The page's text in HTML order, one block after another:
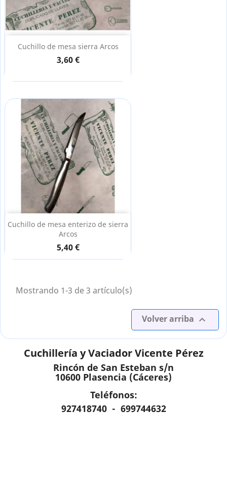
Cuchillo de mesa sierra Arcos
3,60 €
Cuchillo de mesa enterizo de sierra
Arcos
5,40 €
Mostrando 1-3 de 3 artículo(s)
Volver arriba 
Cuchillería y Vaciador Vicente Pérez
Rincón de San Esteban s/n
10600 Plasencia (Cáceres)
Teléfonos:
927418740 - 699744632